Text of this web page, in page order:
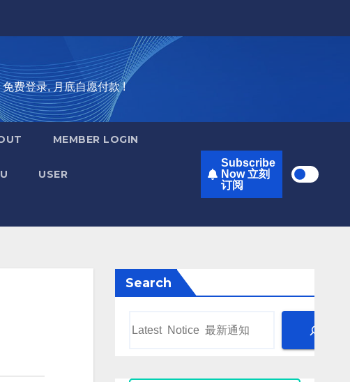
费登录, 月底自愿付款 !
MEMBER LOGIN
USER
Subscribe
Now 立刻
订阅
Search